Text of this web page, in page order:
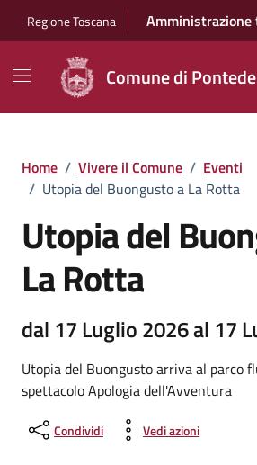
Regione Toscana
Comune di
Home / Vivere il Comune / Eventi
/ Utopia del Buongusto a La Rotta
Utopia del
La Rotta
dal 17 Luglio 2026 al 17
Utopia del Buongusto arriva al parco
spettacolo Apologia dell'Avventura
Condividi Vedi azioni